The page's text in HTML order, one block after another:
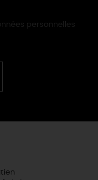
personnelles